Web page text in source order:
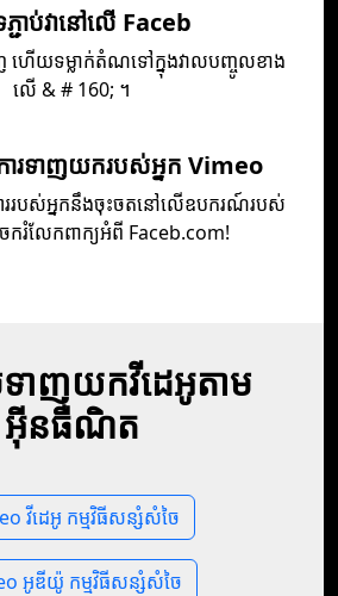
ជាប់វានៅលើ Faceb
ហើយ​ទម្លាក់​តំណ​ទៅ​ក្នុង​វាល​បញ្ចូល​ខាង​
លើ & # 160; ។
រទាញយករបស់អ្នក Vimeo
បស់អ្នកនឹងចុះចតនៅលើឧបករណ៍របស់
ែករំលែកពាក្យអំពី Faceb.com!
ទាញយកវីដេអូតាម
អ៊ីនធឺណិត
វីដេអូ កម្មវិធីសន្សំសំចៃ
អូឌីយ៉ូ កម្មវិធីសន្សំសំចៃ